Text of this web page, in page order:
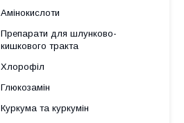
Амінокислоти
Препарати для шлунково-
кишкового тракта
Хлорофіл
Глюкозамін
Куркума та куркумін